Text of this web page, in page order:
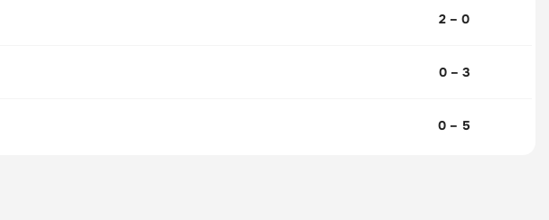
2 – 0
0 – 3
0 – 5